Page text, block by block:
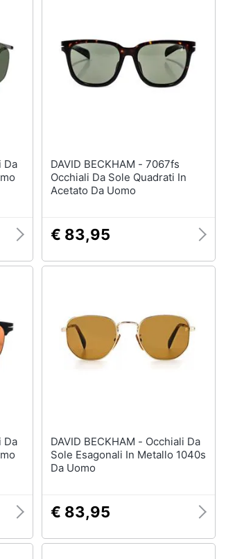
DAVID BECKHAM - 7067fs
Occhiali Da Sole Quadrati In
Acetato Da Uomo
€ 83,95
DAVID BECKHAM - Occhiali Da
Sole Esagonali In Metallo 1040s
Da Uomo
€ 83,95